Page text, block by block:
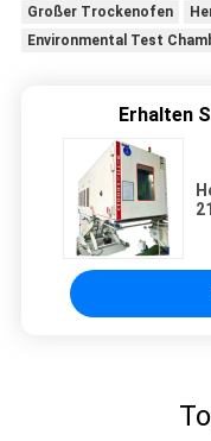
Großer Trockenofen
Environmental Test
Erhalten